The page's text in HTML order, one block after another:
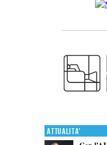
Attualita'